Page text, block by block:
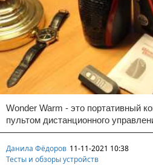
Wonder Warm - это портативный
пультом дистанционного
Данила Фёдоров 11-11-2021 10:38
Тесты и обзоры устройств